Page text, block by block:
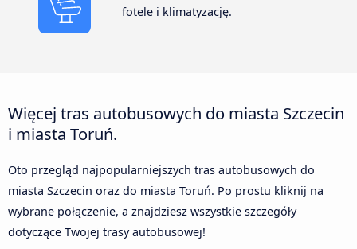
fotele i klimatyzację.
Więcej tras autobusowych do miasta Szczecin
i miasta Toruń.
Oto przegląd najpopularniejszych tras autobusowych do
miasta Szczecin oraz do miasta Toruń. Po prostu kliknij na
wybrane połączenie, a znajdziesz wszystkie szczegóły
dotyczące Twojej trasy autobusowej!